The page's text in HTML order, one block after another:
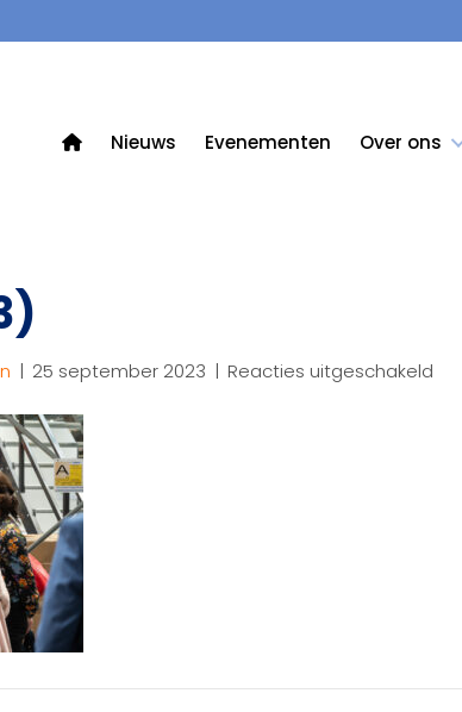
Nieuws Evenementen Over ons
| 25 september 2023 | Reacties uitgeschakeld